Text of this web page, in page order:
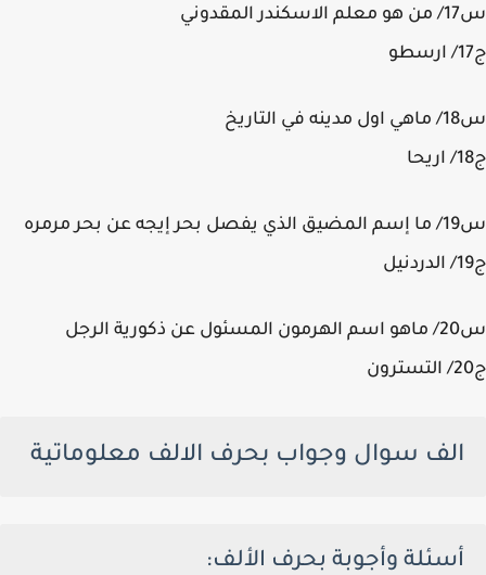
مرمره
الرجل
الف سوال وجواب بحرف الالف معلوماتية
أسئلة وأجوبة بحرف الألف: